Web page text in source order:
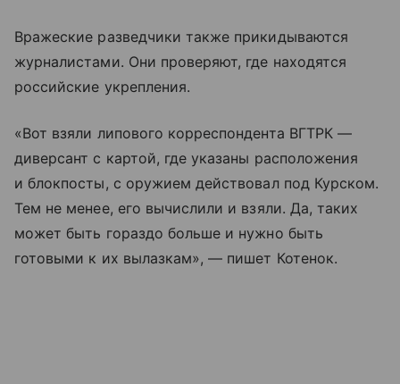
Вражеские разведчики также прикидываются
журналистами. Они проверяют, где находятся
российские укрепления.
«Вот взяли липового корреспондента ВГТРК —
диверсант с картой, где указаны расположения
и блокпосты, с оружием действовал под Курском.
Тем не менее, его вычислили и взяли. Да, таких
может быть гораздо больше и нужно быть
готовыми к их вылазкам», — пишет Котенок.